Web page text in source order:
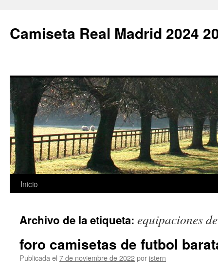
Camiseta Real Madrid 2024
Saltar
contenido
Inicio
Archivo de la etiqueta: equipaciones
foro camisetas de futbol
Publicada el 7 de noviembre de 2022por istern